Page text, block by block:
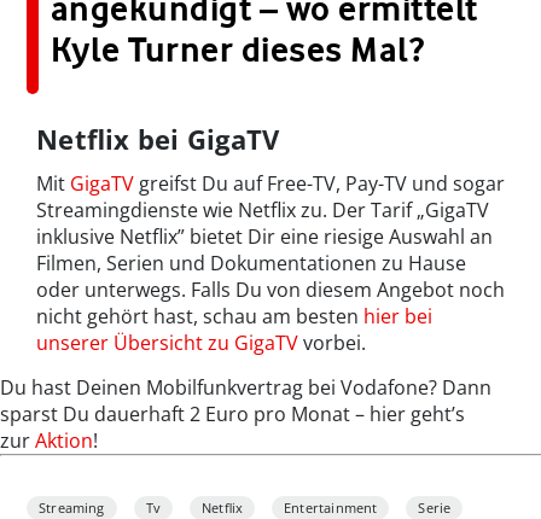
angekündigt – wo ermittelt
Kyle Turner dieses Mal?
Netflix bei GigaTV
Mit GigaTVgreifst Du auf Free-TV, Pay-TV und sogar
Streamingdienste wie Netflix zu. Der Tarif „GigaTV
inklusive Netflix” bietet Dir eine riesige Auswahl an
Filmen, Serien und Dokumentationen zu Hause
oder unterwegs. Falls Du von diesem Angebot noch
nicht gehört hast, schau am besten hier bei
unserer Übersicht zu GigaTVvorbei.
Du hast Deinen Mobilfunkvertrag bei Vodafone? Dann
sparst Du dauerhaft 2 Euro pro Monat – hier geht’s
zurAktion!
Streaming Tv Netflix Entertainment Serie